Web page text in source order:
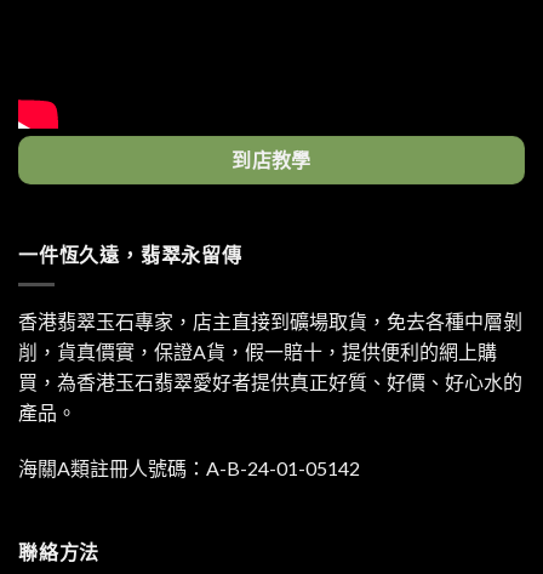
到店教學
一件恆久遠，翡翠永留傳
香港翡翠玉石專家，店主直接到礦場取貨，免去各種中層剝
削，貨真價實，保證A貨，假一賠十，提供便利的網上購
買，為香港玉石翡翠愛好者提供真正好質、好價、好心水的
產品。
海關A類註冊人號碼：A-B-24-01-05142
聯絡方法